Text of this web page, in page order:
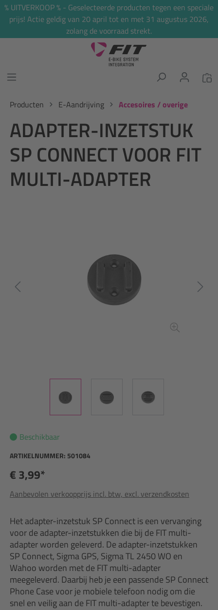
% UITVERKOOP % - Geselecteerde producten tegen een speciale
prijs! Actie geldig van 20 april tot en met 31 augustus 2026,
zolang de voorraad strekt.
Producten E-Aandrijving Accesoires / overige
ADAPTER-INZETSTUK
SP CONNECT VOOR FIT
MULTI-ADAPTER
Beschikbaar
ARTIKELNUMMER: 501084
€ 3,99*
Aanbevolen verkoopprijs incl. btw, excl. verzendkosten
Het adapter-inzetstuk SP Connect is een vervanging
voor de adapter-inzetstukken die bij de FIT multi-
adapter worden geleverd. De adapter-inzetstukken
SP Connect, Sigma GPS, Sigma TL 2450 WO en
Wahoo worden met de FIT multi-adapter
meegeleverd. Daarbij heb je een passende SP Connect
Phone Case voor je mobiele telefoon nodig om die
snel en veilig aan de FIT multi-adapter te bevestigen.